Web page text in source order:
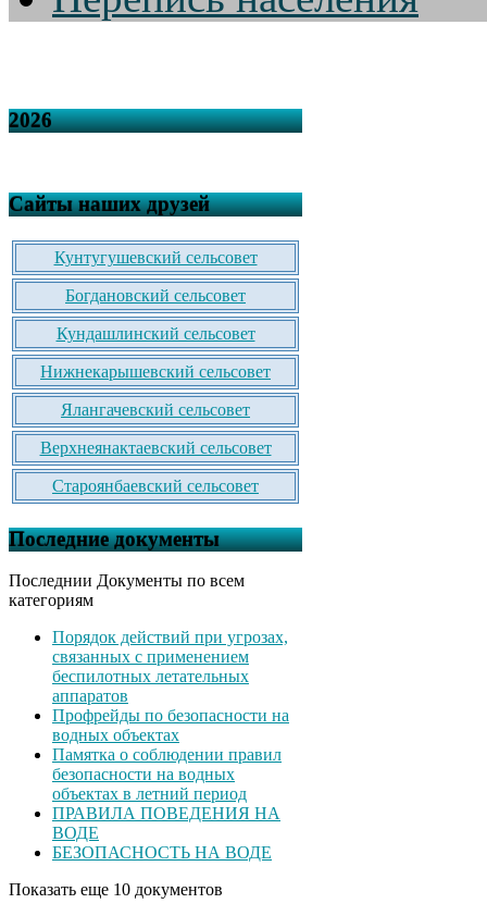
2026
Сайты наших друзей
Кунтугушевский сельсовет
Богдановский сельсовет
Кундашлинский сельсовет
Нижнекарышевский сельсовет
Ялангачевский сельсовет
Верхнеянактаевский сельсовет
Староянбаевский сельсовет
Последние документы
Последнии Документы по всем
категориям
Порядок действий при угрозах,
связанных с применением
беспилотных летательных
аппаратов
Профрейды по безопасности на
водных объектах
Памятка о соблюдении правил
безопасности на водных
объектах в летний период
ПРАВИЛА ПОВЕДЕНИЯ НА
ВОДЕ
БЕЗОПАСНОСТЬ НА ВОДЕ
Показать еще 10 документов